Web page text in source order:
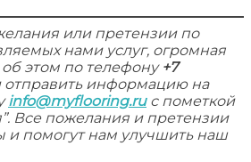
или претензии по
нами услуг, огромная
этом по телефону +7
отправить информацию на
info@myflooring.ru с пометкой
Все пожелания и претензии
и помогут нам улучшить наш